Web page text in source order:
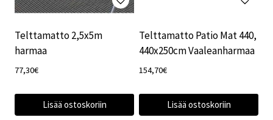
Telttamatto 2,5x5m
harmaa
77,30€
Lisää ostoskoriin
Telttamatto Patio Mat 440,
440x250cm Vaaleanharmaa
154,70€
Lisää ostoskoriin